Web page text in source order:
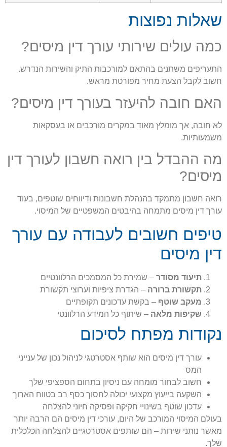
שאלות נפוצות
כמה עולים שירותי עורך דין מיסים?
התעריפים משתנים בהתאם למורכבות התיק והשירות הנדרש.
חשוב לקבל הצעת מחיר מפורטת מראש.
האם חובה להיעזר בעורך דין מיסים?
לא חובה, אך מומלץ מאוד במקרים מורכבים או בעסקאות
משמעותיות.
מה ההבדל בין רואה חשבון לעורך דין
מיסים?
רואה חשבון מתמקד בהנהלת חשבונות ודיווחים שוטפים, בעוד
עורך דין מיסים מתמחה בהיבטים המשפטיים של המיסוי.
טיפים חשובים לעבודה עם עורך
דין מיסים
תיעוד מסודר – שמירת כל המסמכים הרלוונטיים
תקשורת ברורה – הגדרת ציפיות וערוצי תקשורת
מעקב שוטף – בקשת עדכונים תקופתיים
שקיפות מלאה – שיתוף כל המידע הרלוונטי
נקודות מפתח לסיכום
עורך דין מיסים הוא שותף אסטרטגי לניהול נכון של ענייני
המס
חשוב לבחור מומחה עם ניסיון בתחום הספציפי שלך
השקעה בייעוץ מקצועי יכולה לחסוך כסף רב בטווח הארוך
עדכון שוטף בשינויי חקיקה ופסיקה חיוני להצלחה
בעולם המיסוי המורכב של היום, עורכי דין מיסים הם הרבה יותר
מאשר נותני שירות – הם שותפים אסטרטגיים להצלחה הכלכלית
שלך.